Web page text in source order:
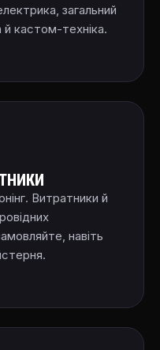
загальний
кастом-техніка.
Витратники й
навіть